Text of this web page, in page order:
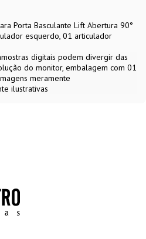
Porta Basculante Lift Abertura 90°
esquerdo, 01 articulador
digitais podem divergir das
do monitor, embalagem com 01
meramente
ilustrativas